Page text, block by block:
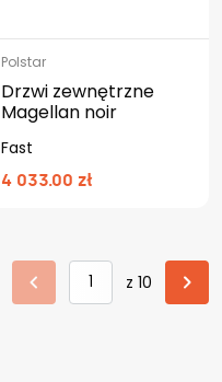
Polstar
Drzwi zewnętrzne
Magellan noir
Fast
4 033.00 zł
z 10